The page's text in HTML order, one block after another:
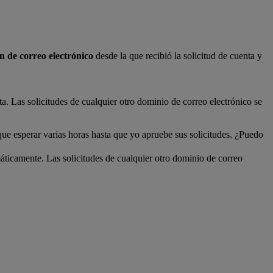
de correo electrónico desde la que recibió la solicitud de cuenta y
Las solicitudes de cualquier otro dominio de correo electrónico se
esperar varias horas hasta que yo apruebe sus solicitudes. ¿Puedo
Las solicitudes de cualquier otro dominio de correo